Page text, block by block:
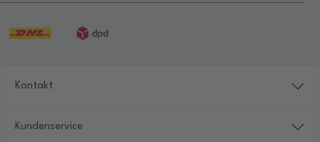
Kontakt
Kundenservice